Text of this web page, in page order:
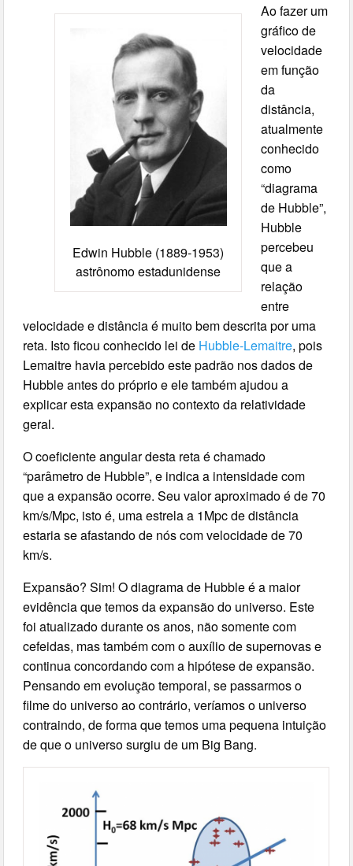
Edwin Hubble (1889-1953)
astrônomo estadunidense
Ao fazer um
gráfico de
velocidade
em função
da
distância,
atualmente
conhecido
como
“diagrama
de Hubble”,
Hubble
percebeu
que a
relação
entre
velocidade e distância é muito bem descrita por uma
reta. Isto ficou conhecido lei de Hubble-Lemaitre, pois
Lemaitre havia percebido este padrão nos dados de
Hubble antes do próprio e ele também ajudou a
explicar esta expansão no contexto da relatividade
geral.
O coeficiente angular desta reta é chamado
“parâmetro de Hubble”, e indica a intensidade com
que a expansão ocorre. Seu valor aproximado é de 70
km/s/Mpc, isto é, uma estrela a 1Mpc de distância
estaria se afastando de nós com velocidade de 70
km/s.
Expansão? Sim! O diagrama de Hubble é a maior
evidência que temos da expansão do universo. Este
foi atualizado durante os anos, não somente com
cefeidas, mas também com o auxílio de supernovas e
continua concordando com a hipótese de expansão.
Pensando em evolução temporal, se passarmos o
filme do universo ao contrário, veríamos o universo
contraindo, de forma que temos uma pequena intuição
de que o universo surgiu de um Big Bang.